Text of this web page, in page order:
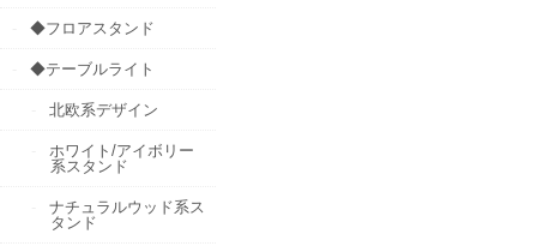
◆フロアスタンド
◆テーブルライト
北欧系デザイン
ホワイト/アイボリー
系スタンド
ナチュラルウッド系ス
タンド